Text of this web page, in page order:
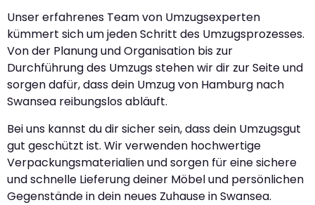
Unser erfahrenes Team von Umzugsexperten
kümmert sich um jeden Schritt des Umzugsprozesses.
Von der Planung und Organisation bis zur
Durchführung des Umzugs stehen wir dir zur Seite und
sorgen dafür, dass dein Umzug von Hamburg nach
Swansea reibungslos abläuft.
Bei uns kannst du dir sicher sein, dass dein Umzugsgut
gut geschützt ist. Wir verwenden hochwertige
Verpackungsmaterialien und sorgen für eine sichere
und schnelle Lieferung deiner Möbel und persönlichen
Gegenstände in dein neues Zuhause in Swansea.